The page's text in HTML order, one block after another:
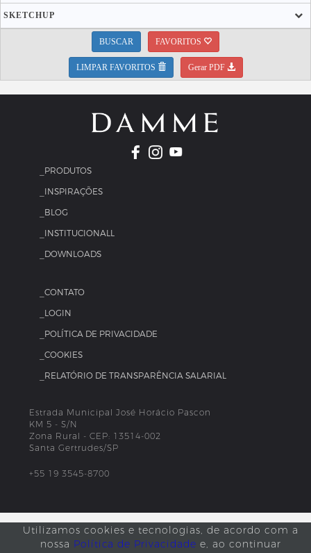
SKETCHUP
BUSCAR FAVORITOS
LIMPAR FAVORITOS Gerar PDF
_PRODUTOS
_INSPIRAÇÕES
_BLOG
_INSTITUCIONALL
_DOWNLOADS
_CONTATO
_LOGIN
_POLÍTICA DE PRIVACIDADE
_COOKIES
_RELATÓRIO DE TRANSPARÊNCIA SALARIAL
Estrada Municipal José Horácio Pascon
KM 5 - S/N
Zona Rural - CEP: 13514-002
Santa Gertrudes/SP
+55 19 3545-8700
Utilizamos cookies e tecnologias, de acordo com a
nossa Política de Privacidade e, ao continuar